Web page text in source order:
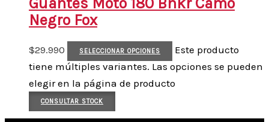
Negro Fox
$29.990 SELECCIONAR OPCIONES
Este producto
tiene múltiples variantes. Las opciones se pueden
elegir en la página de producto
CONSULTAR STOCK